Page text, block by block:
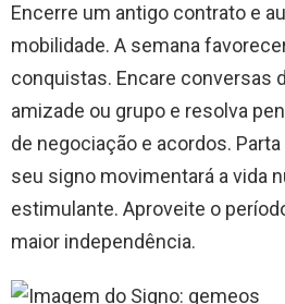
Encerre um antigo contrato e
mobilidade. A semana
conquistas. Encare conversas
amizade ou grupo e resolva
de negociação e acordos.
seu signo movimentará a vida
estimulante. Aproveite o
maior independência.